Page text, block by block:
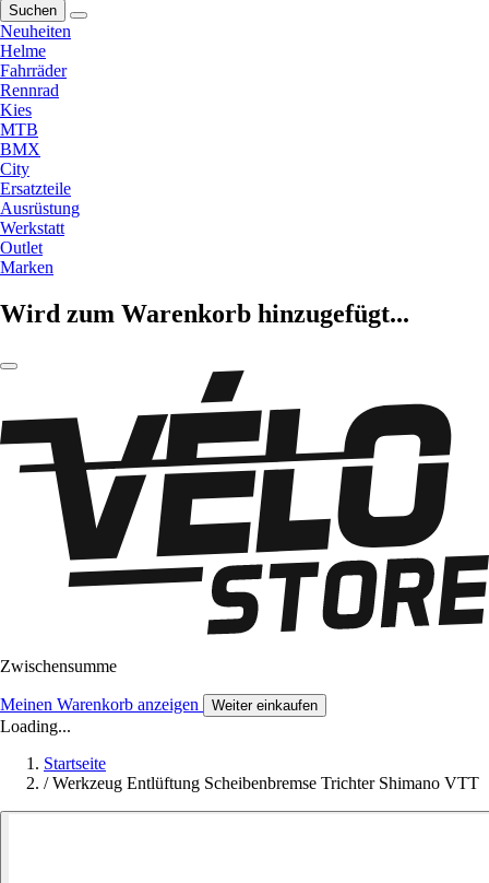
Suchen
Neuheiten
Helme
Fahrräder
Rennrad
Kies
MTB
BMX
City
Ersatzteile
Ausrüstung
Werkstatt
Outlet
Marken
Wird zum Warenkorb hinzugefügt...
Zwischensumme
Meinen Warenkorb anzeigen Weiter einkaufen
Loading...
Startseite
/ Werkzeug Entlüftung Scheibenbremse Trichter Shimano VTT